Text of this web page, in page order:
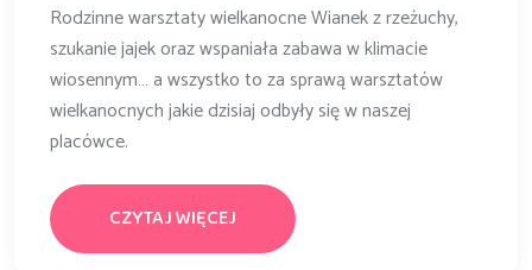
Rodzinne warsztaty wielkanocne Wianek z rzeżuchy,
szukanie jajek oraz wspaniała zabawa w klimacie
wiosennym… a wszystko to za sprawą warsztatów
wielkanocnych jakie dzisiaj odbyły się w naszej
placówce.
CZYTAJ WIĘCEJ